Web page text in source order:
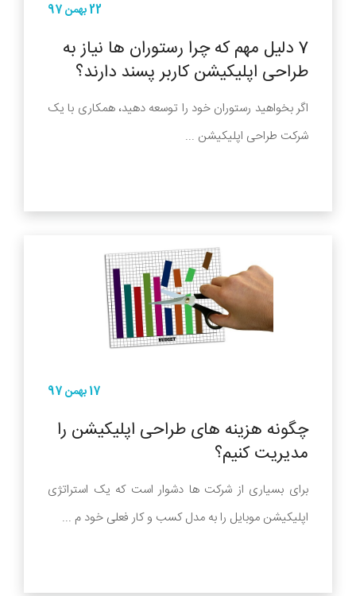
22 بهمن 97
7 دلیل مهم که چرا رستوران ها نیاز به
طراحی اپلیکیشن کاربر پسند دارند؟
اگر بخواهید رستوران خود را توسعه دهید، همکاری با یک
شرکت طراحی اپلیکیشن ...
17 بهمن 97
چگونه هزینه های طراحی اپلیکیشن را
مدیریت کنیم؟
برای بسیاری از شرکت ها دشوار است که یک استراتژی
اپلیکیشن موبایل را به مدل کسب و کار فعلی خود م ...